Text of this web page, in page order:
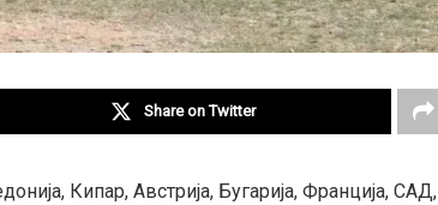
Share on Twitter
Кипар, Австрија, Бугарија, Франција, САД,